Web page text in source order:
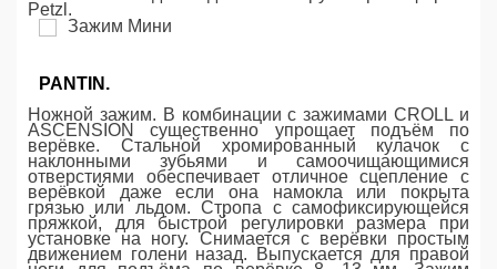
Petzl.
PANTIN.
Ножной зажим. В комбинации с зажимами CROLL и
ASCENSION существенно упрощает подъём по
верёвке. Стальной хромированный кулачок с
наклонными зубьями и самоочищающимися
отверстиями обеспечивает отличное сцепление с
верёвкой даже если она намокла или покрыта
грязью или льдом. Стропа с самофиксирующейся
пряжкой, для быстрой регулировки размера при
установке на ногу. Снимается с верёвки простым
движением голени назад. Выпускается для правой